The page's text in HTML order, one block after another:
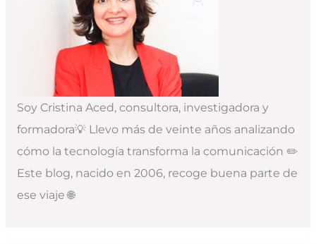
Soy Cristina Aced, consultora, investigadora y
formadora💡 Llevo más de veinte años analizando
cómo la tecnología transforma la comunicación ✏️
Este blog, nacido en 2006, recoge buena parte de
ese viaje 🌐